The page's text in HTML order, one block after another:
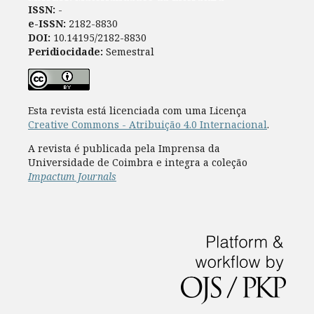
ISSN: -
e-ISSN: 2182-8830
DOI: 10.14195/2182-8830
Peridiocidade: Semestral
Esta revista está licenciada com uma Licença
Creative Commons - Atribuição 4.0 Internacional.
A revista é publicada pela Imprensa da
Universidade de Coimbra e integra a coleção
Impactum Journals